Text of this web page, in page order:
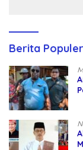
Berita Populer